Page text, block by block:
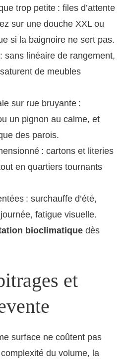
trop petite : files d’attente
sur une douche XXL ou
si la baignoire ne sert pas.
sans linéaire de rangement,
de meubles
sur rue bruyante :
un pignon au calme, et
des parois.
: cartons et literies
en quartiers tournants
: surchauffe d’été,
fatigue visuelle.
bioclimatique dès
et
surface ne coûtent pas
du volume, la